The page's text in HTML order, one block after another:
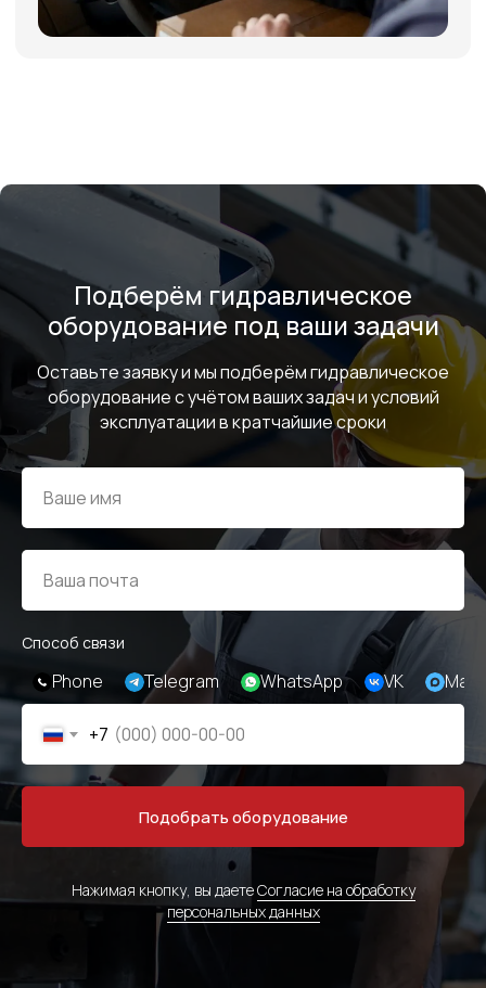
Подберём гидравлическое
оборудование под ваши задачи
Оставьте заявку и мы подберём гидравлическое
оборудование с учётом ваших задач и условий
эксплуатации в кратчайшие сроки
Способ связи
Phone Telegram WhatsApp VK Max
+7
Подобрать оборудование
Нажимая кнопку, вы даетеСогласие на обработку
персональных данных
Я соглашаюсь с условиями и даю своё согласие
наобработку персональных данных
© Евразия Инжиниринг
Разработка сайта